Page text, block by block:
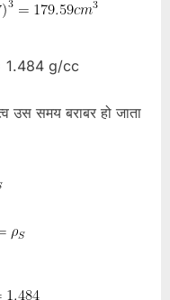
1.484 g/cc
उस समय बराबर हो जाता